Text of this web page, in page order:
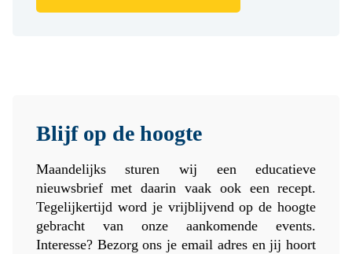
Blijf op de hoogte
Maandelijks sturen wij een educatieve
nieuwsbrief met daarin vaak ook een recept.
Tegelijkertijd word je vrijblijvend op de hoogte
gebracht van onze aankomende events.
Interesse? Bezorg ons je email adres en jij hoort